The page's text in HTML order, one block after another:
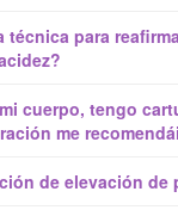
técnica para
cuerpo, tengo
me
de elevación de